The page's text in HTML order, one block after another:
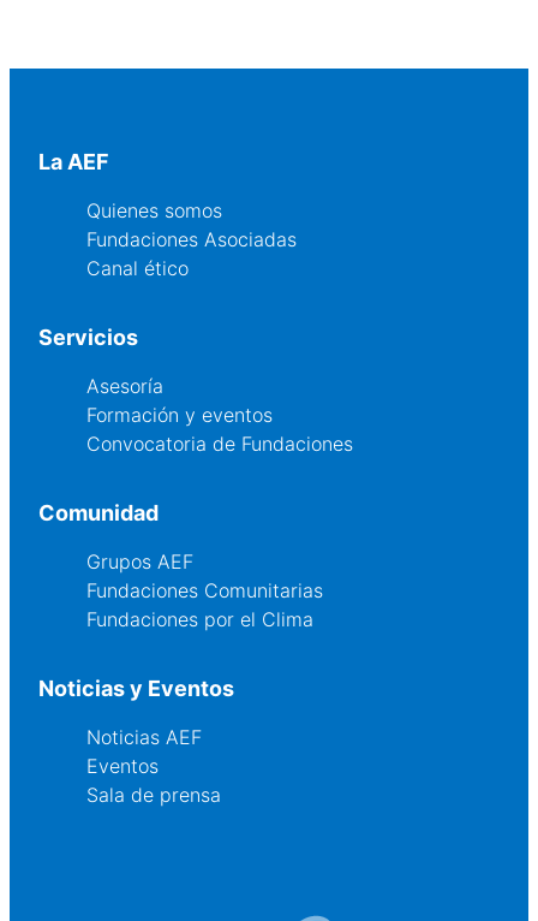
La AEF
Quienes somos
Fundaciones Asociadas
Canal ético
Servicios
Asesoría
Formación y eventos
Convocatoria de Fundaciones
Comunidad
Grupos AEF
Fundaciones Comunitarias
Fundaciones por el Clima
Noticias y Eventos
Noticias AEF
Eventos
Sala de prensa